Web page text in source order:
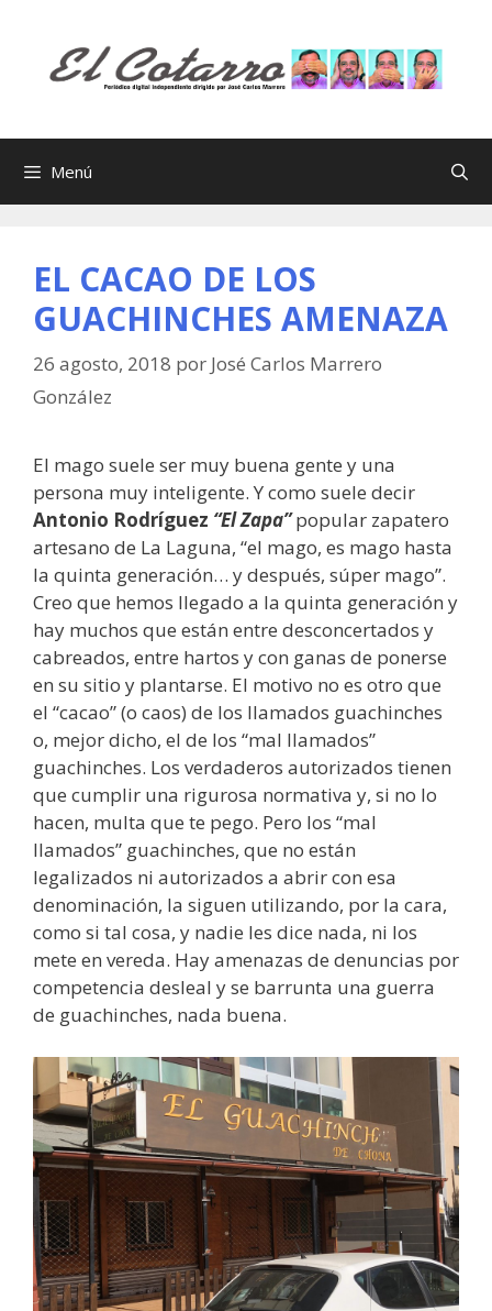
contenido
Menú
EL CACAO DE LOS
GUACHINCHES AMENAZA
26 agosto, 2018 por José Carlos Marrero
González
El mago suele ser muy buena gente y una
persona muy inteligente. Y como suele decir
Antonio Rodríguez “El Zapa”popular zapatero
artesano de La Laguna, “el mago, es mago hasta
la quinta generación… y después, súper mago”.
Creo que hemos llegado a la quinta generación y
hay muchos que están entre desconcertados y
cabreados, entre hartos y con ganas de ponerse
en su sitio y plantarse. El motivo no es otro que
el “cacao” (o caos) de los llamados guachinches
o, mejor dicho, el de los “mal llamados”
guachinches. Los verdaderos autorizados tienen
que cumplir una rigurosa normativa y, si no lo
hacen, multa que te pego. Pero los “mal
llamados” guachinches, que no están
legalizados ni autorizados a abrir con esa
denominación, la siguen utilizando, por la cara,
como si tal cosa, y nadie les dice nada, ni los
mete en vereda. Hay amenazas de denuncias por
competencia desleal y se barrunta una guerra
de guachinches, nada buena.